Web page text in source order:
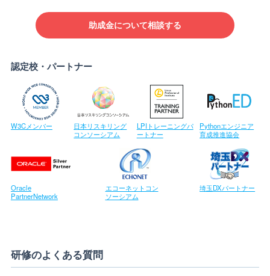
助成金について相談する
認定校・パートナー
W3Cメンバー
日本リスキリング
コンソーシアム
LPIトレーニングパ
ートナー
Pythonエンジニア
育成推進協会
Oracle
PartnerNetwork
エコーネットコン
ソーシアム
埼玉DXパートナー
研修のよくある質問